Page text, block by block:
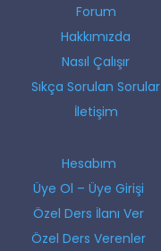
Forum
Hakkımızda
Nasıl Çalışır
Sıkça Sorulan Sorular
İletişim
Hesabım
Üye Ol – Üye Girişi
Özel Ders İlanı Ver
Özel Ders Verenler